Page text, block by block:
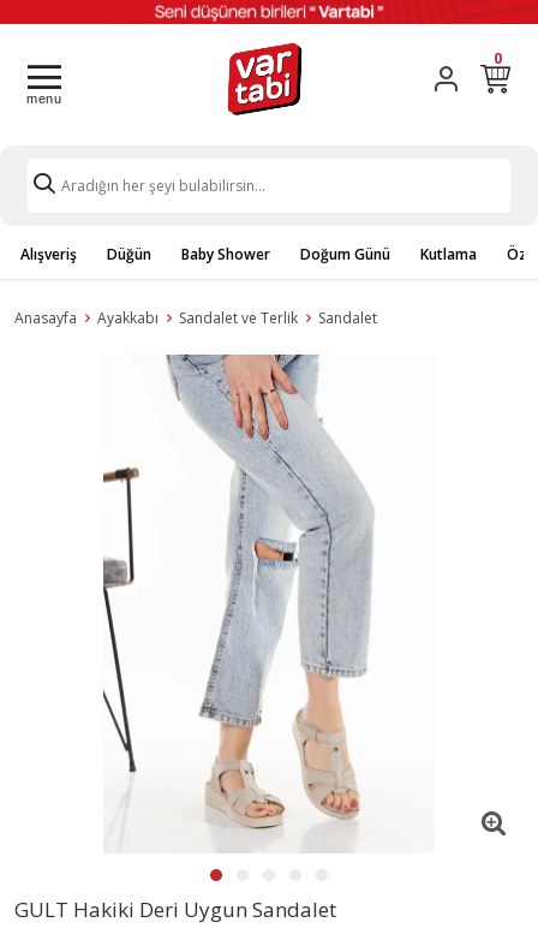
0
Alışveriş Düğün Baby Shower Doğum Günü Kutlama
Anasayfa Ayakkabı Sandalet ve Terlik Sandalet
GULT Hakiki Deri Uygun Sandalet